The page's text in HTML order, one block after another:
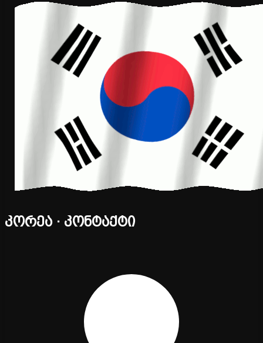
კორეა · კონტაქტი